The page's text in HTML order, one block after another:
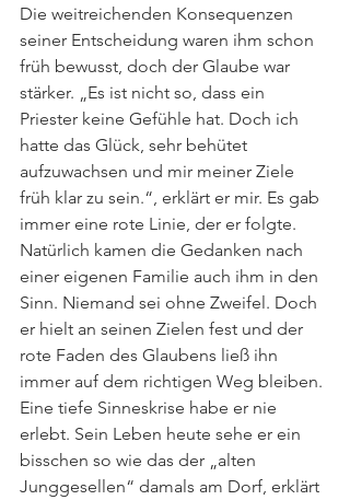
Die weitreichenden Konsequenzen
seiner Entscheidung waren ihm schon
früh bewusst, doch der Glaube war
stärker. „Es ist nicht so, dass ein
Priester keine Gefühle hat. Doch ich
hatte das Glück, sehr behütet
aufzuwachsen und mir meiner Ziele
früh klar zu sein.“, erklärt er mir. Es gab
immer eine rote Linie, der er folgte.
Natürlich kamen die Gedanken nach
einer eigenen Familie auch ihm in den
Sinn. Niemand sei ohne Zweifel. Doch
er hielt an seinen Zielen fest und der
rote Faden des Glaubens ließ ihn
immer auf dem richtigen Weg bleiben.
Eine tiefe Sinneskrise habe er nie
erlebt. Sein Leben heute sehe er ein
bisschen so wie das der „alten
Junggesellen“ damals am Dorf, erklärt